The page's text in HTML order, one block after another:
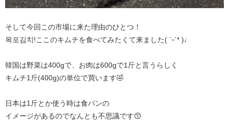
そして今回この市場に来た理由のひとつ！
목포김치!ここのキムチを食べてみたくて来ました( ˊᵕˋ* )♩
韓国は野菜は400gで、お肉は600gで1斤と言うらしく
キムチ1斤(400g)の単位で買います🤣
日本は1斤とか使う時は食パンの
イメージがあるのでなんとも不思議です😙